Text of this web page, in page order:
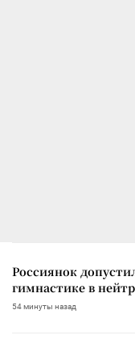
Россиянок
гимнастике в
54 минуты назад